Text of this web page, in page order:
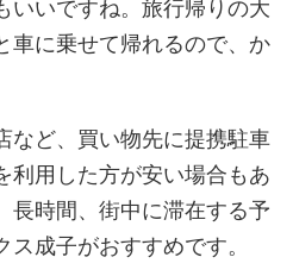
いいですね。旅行帰りの大
車に乗せて帰れるので、か
など、買い物先に提携駐車
利用した方が安い場合もあ
長時間、街中に滞在する予
成子がおすすめです。